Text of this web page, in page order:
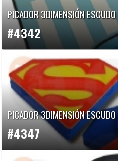
PICADOR 3DIMENSIÓN
#4342
PICADOR 3DIMENSIÓN
#4347